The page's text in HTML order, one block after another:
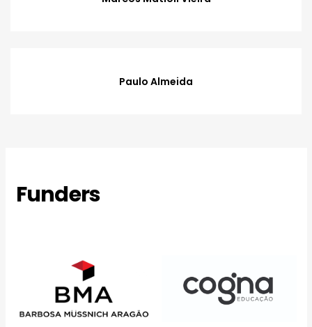
Paulo Almeida
Funders